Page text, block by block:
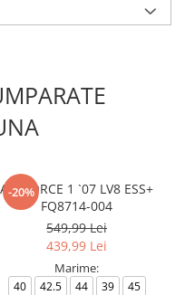
-20%
AIR FORCE 1 `07 LV8 ESS+
FQ8714-004
549,99 Lei
439,99 Lei
Marime:
40 42.5 44 39
45